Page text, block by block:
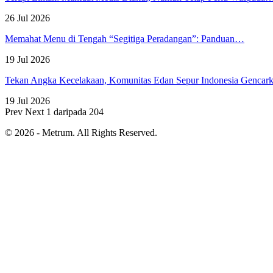
26 Jul 2026
Memahat Menu di Tengah “Segitiga Peradangan”: Panduan…
19 Jul 2026
Tekan Angka Kecelakaan, Komunitas Edan Sepur Indonesia
19 Jul 2026
Prev Next 1 daripada 204
© 2026 - Metrum. All Rights Reserved.